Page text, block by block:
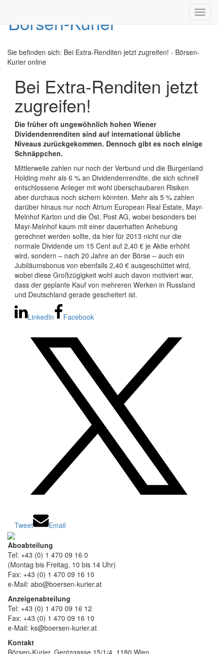
Sie befinden sich: Bei Extra-Renditen jetzt zugreifen! - Börsen-
Kurier online
Bei Extra-Renditen jetzt
zugreifen!
Die früher oft ungewöhnlich hohen Wiener
Dividendenrenditen sind auf international übliche
Niveaus zurückgekommen. Dennoch gibt es noch einige
Schnäppchen.
Mittlerweile zahlen nur noch der Verbund und die Burgenland
Holding mehr als 6 % an Dividendenrendite, die sich schnell
entschlossene Anleger mit wohl überschaubaren Risiken
aber durchaus noch sichern könnten. Mehr als 5 % zahlen
darüber hinaus nur noch Atrium European Real Estate, Mayr-
Melnhof Karton und die Öst. Post AG, wobei besonders bei
Mayr-Melnhof kaum mit einer dauerhaften Anhebung
gerechnet werden sollte, da hier für 2013 nicht nur die
normale Dividende um 15 Cent auf 2,40 € je Aktie erhöht
wird, sondern – nach 20 Jahre an der Börse – auch ein
Jubiläumsbonus von ebenfalls 2,40 € ausgeschüttet wird,
wobei diese Großzügigkeit wohl auch davon motiviert war,
dass der geplante Kauf von mehreren Werken in Russland
und Deutschland gerade gescheitert ist.
LinkedIn Facebook
Tweet Email
Aboabteilung
Tel: +43 (0) 1 470 09 16 0
(Montag bis Freitag, 10 bis 14 Uhr)
Fax: +43 (0) 1 470 09 16 10
e-Mail: abo@boersen-kurier.at
Anzeigenabteilung
Tel: +43 (0) 1 470 09 16 12
Fax: +43 (0) 1 470 09 16 10
e-Mail: ks@boersen-kurier.at
Kontakt